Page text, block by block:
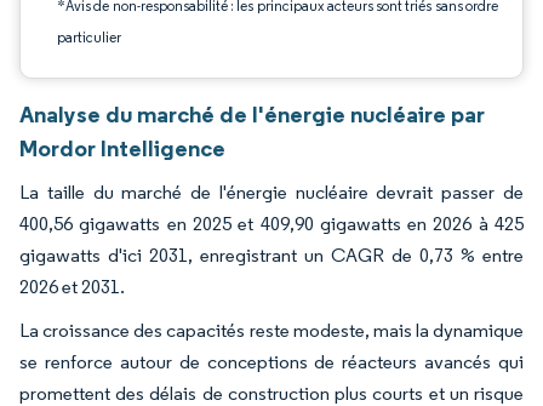
*Avis de non-responsabilité : les principaux acteurs sont triés sans ordre
particulier
Analyse du marché de l'énergie nucléaire par
Mordor Intelligence
La taille du marché de l'énergie nucléaire devrait passer de
400,56 gigawatts en 2025 et 409,90 gigawatts en 2026 à 425
gigawatts d'ici 2031, enregistrant un CAGR de 0,73 % entre
2026 et 2031.
La croissance des capacités reste modeste, mais la dynamique
se renforce autour de conceptions de réacteurs avancés qui
promettent des délais de construction plus courts et un risque